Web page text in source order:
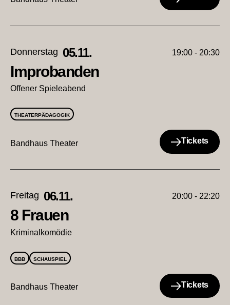
Donnerstag 05.11. 19:00 - 20:30
Improbanden
Offener Spieleabend
THEATERPÄDAGOGIK
Bandhaus Theater Tickets
Freitag 06.11. 20:00 - 22:20
8 Frauen
Kriminalkomödie
BBB SCHAUSPIEL
Bandhaus Theater Tickets